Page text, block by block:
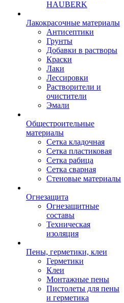
HAUBERK
Лакокрасочные материалы
Антисептики
Грунты
Добавки в растворы
Краски
Лаки
Лессировки
Растворители и
очистители
Эмали
Общестроительные
материалы
Сетка кладочная
Сетка пластиковая
Сетка рабица
Сетка сварная
Стеновые материалы
Огнезащита
Огнезащитные
составы
Техническая
изоляция
Пены, герметики, клеи
Герметики
Клеи
Монтажные пены
Пистолеты для пены
и герметика